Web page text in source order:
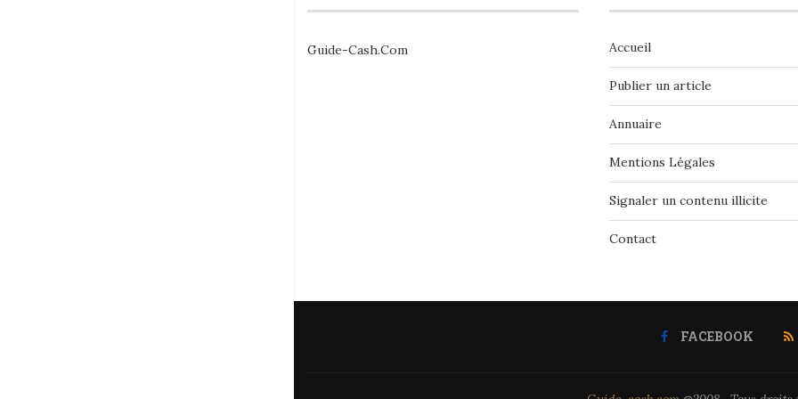
Guide-Cash.Com Accueil
Publier un article
Annuaire
Mentions Légales
Signaler un contenu illicite
Contact
FACEBOOK